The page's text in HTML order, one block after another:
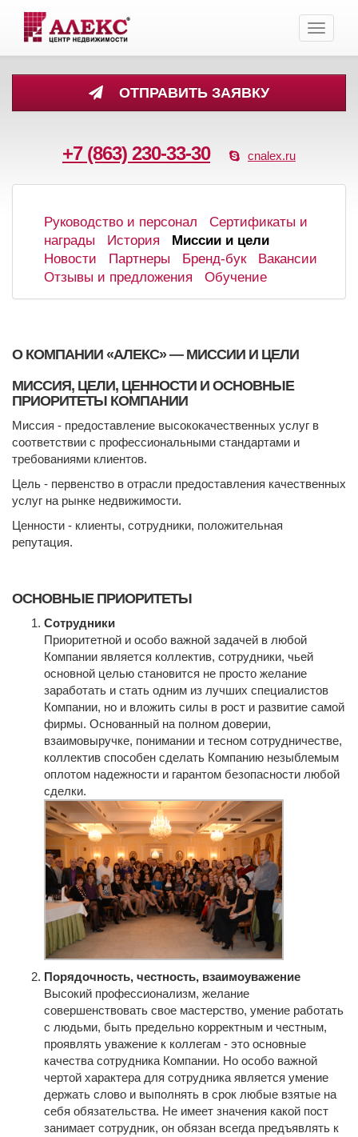
ОТПРАВИТЬ ЗАЯВКУ
+7 (863) 230-33-30 cnalex.ru
Toggle
Руководство и персонал
Сертификаты и
награды
История
Миссии и цели
Новости
Партнеры Бренд-бук
Вакансии
Отзывы и предложения
Обучение
О КОМПАНИИ «АЛЕКС» — МИССИИ И ЦЕЛИ
МИССИЯ, ЦЕЛИ, ЦЕННОСТИ И ОСНОВНЫЕ
ПРИОРИТЕТЫ КОМПАНИИ
Миссия - предоставление высококачественных услуг в
соответствии с профессиональными стандартами и
требованиями клиентов.
Цель - первенство в отрасли предоставления качественных
услуг на рынке недвижимости.
Ценности - клиенты, сотрудники, положительная
репутация.
ОСНОВНЫЕ ПРИОРИТЕТЫ
Сотрудники
Приоритетной и особо важной задачей в любой
Компании является коллектив, сотрудники, чьей
основной целью становится не просто желание
заработать и стать одним из лучших специалистов
Компании, но и вложить силы в рост и развитие самой
фирмы. Основанный на полном доверии,
взаимовыручке, понимании и тесном сотрудничестве,
коллектив способен сделать Компанию незыблемым
оплотом надежности и гарантом безопасности любой
сделки.
Порядочность, честность, взаимоуважение
Высокий профессионализм, желание
совершенствовать свое мастерство, умение работать
с людьми, быть предельно корректным и честным,
проявлять уважение к коллегам - это основные
качества сотрудника Компании. Но особо важной
чертой характера для сотрудника является умение
держать слово и выполнять в срок любые взятые на
себя обязательства. Не имеет значения какой пост
занимает сотрудник, он обязан всегда предъявлять к